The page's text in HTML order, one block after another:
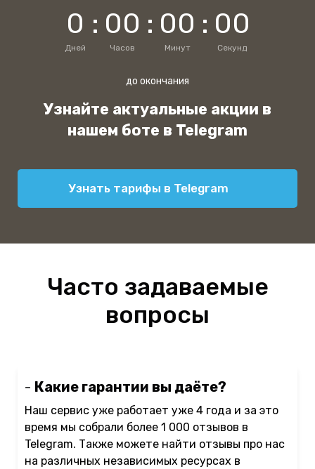
0
Дней
: 00
Часов
: 00
Минут
: 00
Секунд
до окончания
Узнайте актуальные акции в
нашем боте в Telegram
Узнать тарифы в Telegram
Часто задаваемые
вопросы
- Какие гарантии вы даёте?
Наш сервис уже работает уже 4 года и за это
время мы собрали более 1 000 отзывов в
Telegram. Также можете найти отзывы про нас
на различных независимых ресурсах в